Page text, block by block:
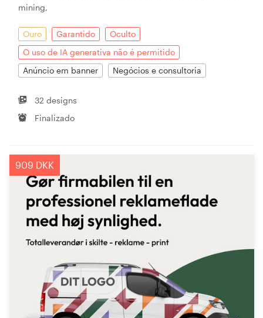
mining,
Ouro Garantido
Oculto
O uso de IA generativa não é permitido
Anúncio em banner
Negócios e consultoria
32 designs
Finalizado
909 DKK